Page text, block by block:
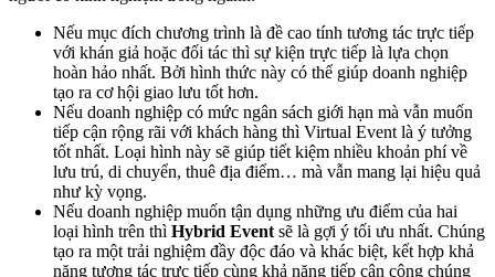
Nếu mục đích chương trình là đề cao tính tương tác trực tiếp
với khán giả hoặc đối tác thì sự kiện trực tiếp là lựa chọn
hoàn hảo nhất. Bởi hình thức này có thể giúp doanh nghiệp
tạo ra cơ hội giao lưu tốt hơn.
Nếu doanh nghiệp có mức ngân sách giới hạn mà vẫn muốn
tiếp cận rộng rãi với khách hàng thì Virtual Event là ý tưởng
tốt nhất. Loại hình này sẽ giúp tiết kiệm nhiều khoản phí về
lưu trú, di chuyển, thuê địa điểm… mà vẫn mang lại hiệu quả
như kỳ vọng.
Nếu doanh nghiệp muốn tận dụng những ưu điểm của hai
loại hình trên thì Hybrid Event sẽ là gợi ý tối ưu nhất. Chúng
tạo ra một trải nghiệm đầy độc đáo và khác biệt, kết hợp khả
năng tương tác trực tiếp cùng khả năng tiếp cận công chúng